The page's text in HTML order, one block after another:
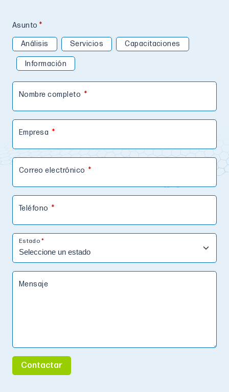
Asunto
Análisis Servicios Capacitaciones
Información
Nombre completo
Empresa
Correo electrónico
Teléfono
Estado
Mensaje
Contactar